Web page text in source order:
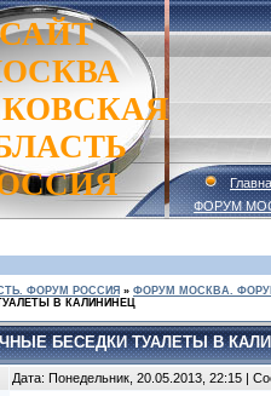
САЙТ
ФОРУМ
ФОРУМ РОССИЯ » ФОРУМ МОСКВА.
В КАЛИНИНЕЦ
БЕСЕДКИ ТУАЛЕТЫ В
Дата: Понедельник, 20.05.2013, 22:15 |